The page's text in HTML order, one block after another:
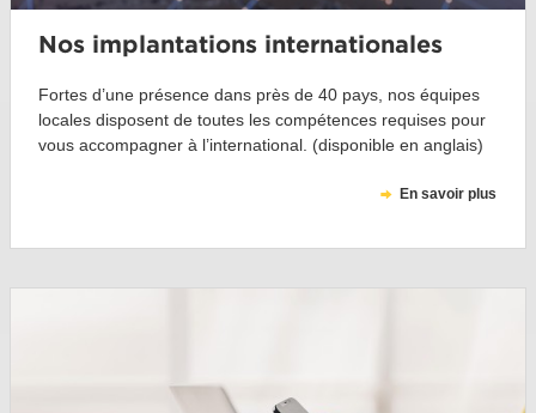
Nos implantations internationales
Fortes d’une présence dans près de 40 pays, nos équipes
locales disposent de toutes les compétences requises pour
vous accompagner à l’international. (disponible en anglais)
En savoir plus